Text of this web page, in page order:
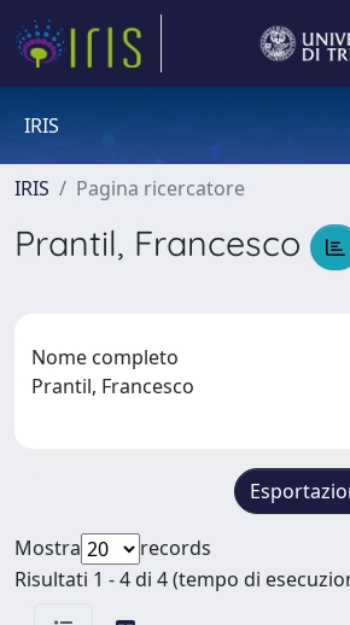
IRIS
IRIS Pagina ricercatore
Prantil, Francesco
Nome completo
Prantil, Francesco
Mostra
records
Risultati 1 - 4 di 4 (tempo di